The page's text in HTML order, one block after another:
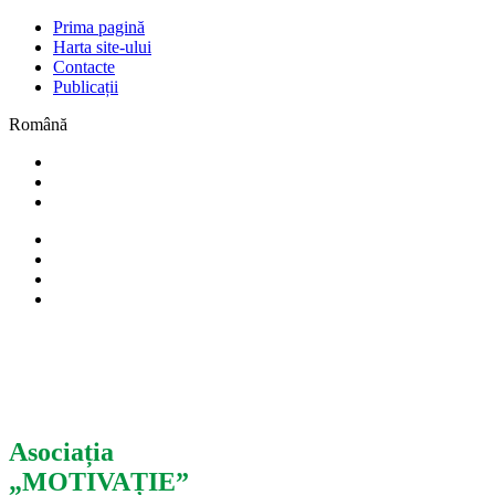
Prima pagină
Harta site-ului
Contacte
Publicații
Română
Asociația
„MOTIVAȚIE”